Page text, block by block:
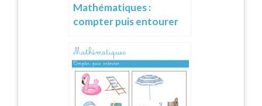
Mathématiques :
compter puis entourer